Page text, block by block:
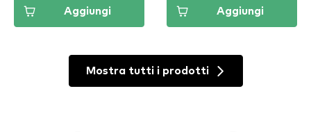
Aggiungi Aggiungi
Mostra tutti i prodotti